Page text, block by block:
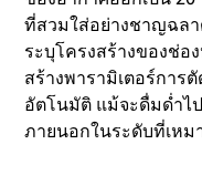
ที่สวมใส่อย่างชาญฉลา
ระบุโครงสร้างของช่อ
สร้างพารามิเตอร์การ
อัตโนมัติ แม้จะดื่มด่ำไ
ภายนอกในระดับที่เห